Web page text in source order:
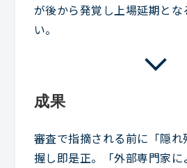
が後から発覚し上場延期とな
い。
成果
審査で指摘される前に「隠
握し即是正。「外部専門家